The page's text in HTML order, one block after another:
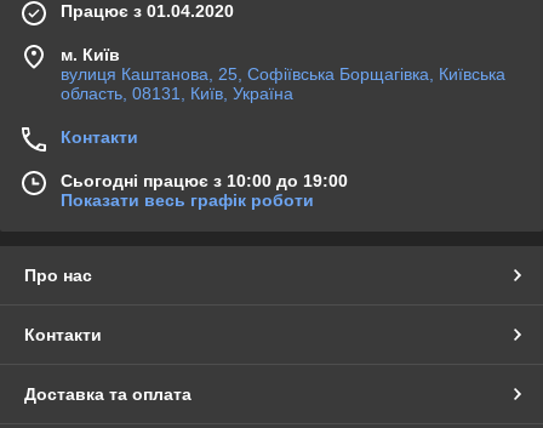
Працює з 01.04.2020
м. Київ
вулиця Каштанова, 25, Софіївська Борщагівка, Київська
область, 08131, Київ, Україна
Контакти
Сьогодні працює з 10:00 до 19:00
Показати весь графік роботи
Про нас
Контакти
Доставка та оплата